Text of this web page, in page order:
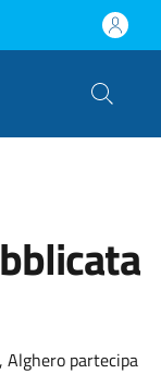
Alghero partecipa